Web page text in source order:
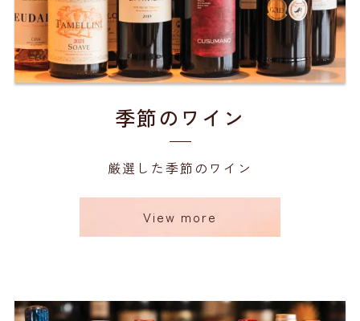
季節のワイン
厳選した季節のワイン
View more